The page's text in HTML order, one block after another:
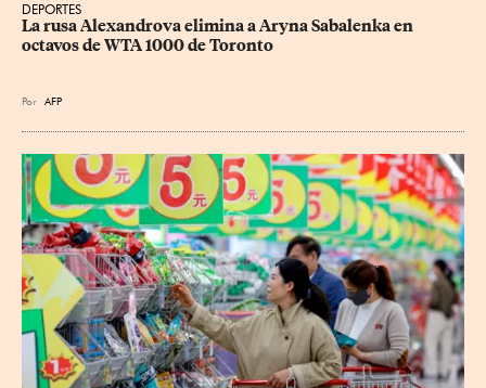
DEPORTES
La rusa Alexandrova elimina a Aryna Sabalenka en
octavos de WTA 1000 de Toronto
Por AFP